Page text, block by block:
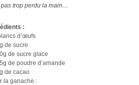
pas trop perdu la main…
:
d’œufs
de sucre
de sucre glace
de poudre d’amande
de cacao
la ganache :